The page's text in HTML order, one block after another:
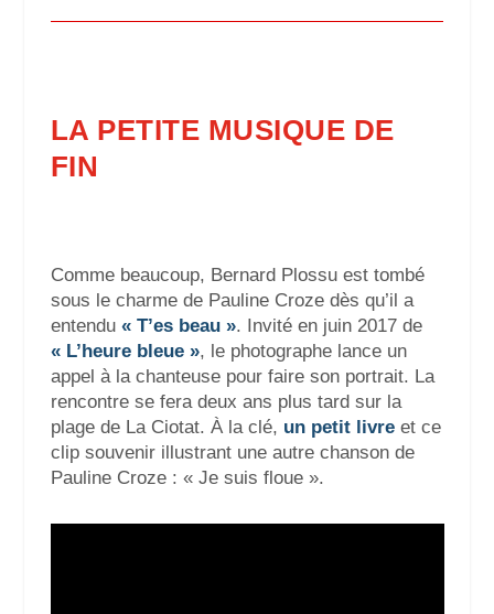
LA PETITE MUSIQUE DE
FIN
Comme beaucoup, Bernard Plossu est tombé
sous le charme de Pauline Croze dès qu’il a
entendu « T’es beau ». Invité en juin 2017 de
« L’heure bleue », le photographe lance un
appel à la chanteuse pour faire son portrait. La
rencontre se fera deux ans plus tard sur la
plage de La Ciotat. À la clé, un petit livreet ce
clip souvenir illustrant une autre chanson de
Pauline Croze : « Je suis floue ».